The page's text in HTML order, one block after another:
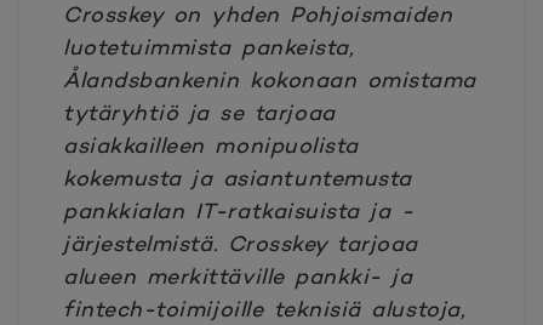
Crosskey on yhden Pohjoismaiden
luotetuimmista pankeista,
Ålandsbankenin kokonaan omistama
tytäryhtiö ja se tarjoaa
asiakkailleen monipuolista
kokemusta ja asiantuntemusta
pankkialan IT-ratkaisuista ja -
järjestelmistä. Crosskey tarjoaa
alueen merkittäville pankki- ja
fintech-toimijoille teknisiä alustoja,